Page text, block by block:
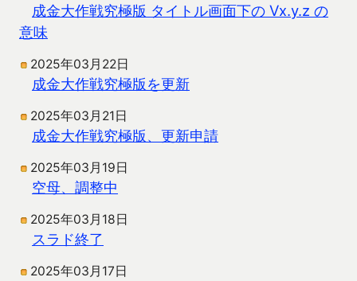
成金大作戦究極版 タイトル画面下の Vx.y.z の
意味
2025年03月22日
成金大作戦究極版を更新
2025年03月21日
成金大作戦究極版、更新申請
2025年03月19日
空母、調整中
2025年03月18日
スラド終了
2025年03月17日